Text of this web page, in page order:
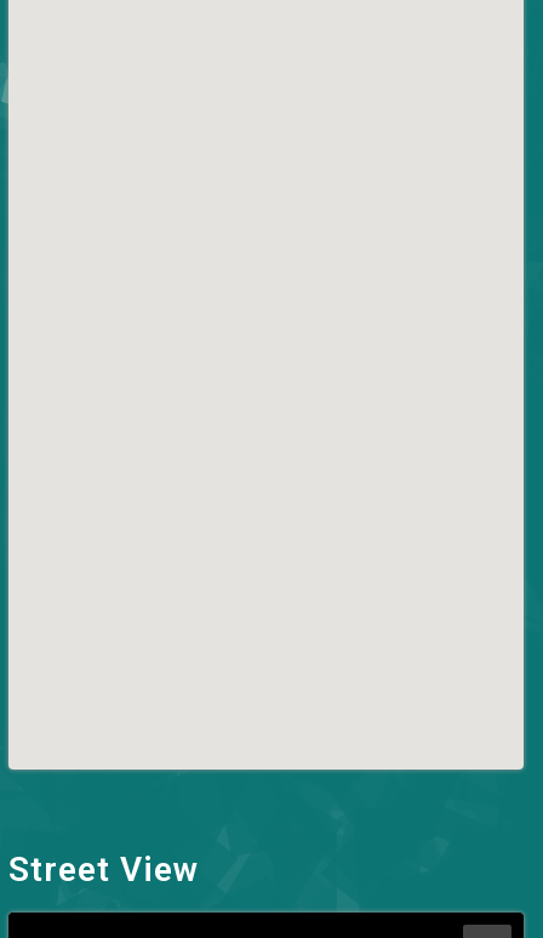
Street View